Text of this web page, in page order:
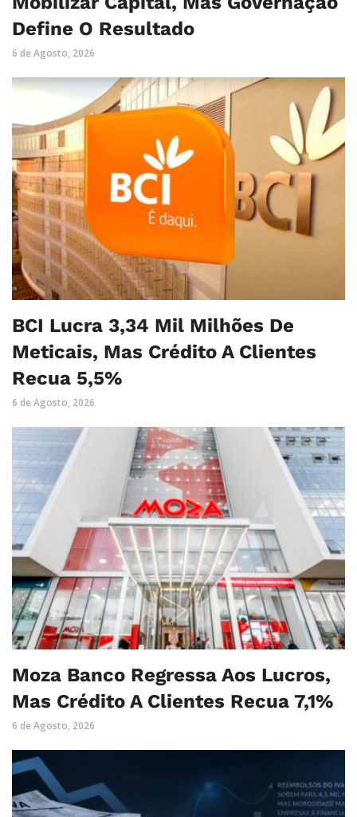
Define O Resultado
6 de Agosto, 2026
BCI Lucra 3,34 Mil Milhões De
Meticais, Mas Crédito A Clientes
Recua 5,5%
6 de Agosto, 2026
Moza Banco Regressa Aos Lucros,
Mas Crédito A Clientes Recua 7,1%
6 de Agosto, 2026